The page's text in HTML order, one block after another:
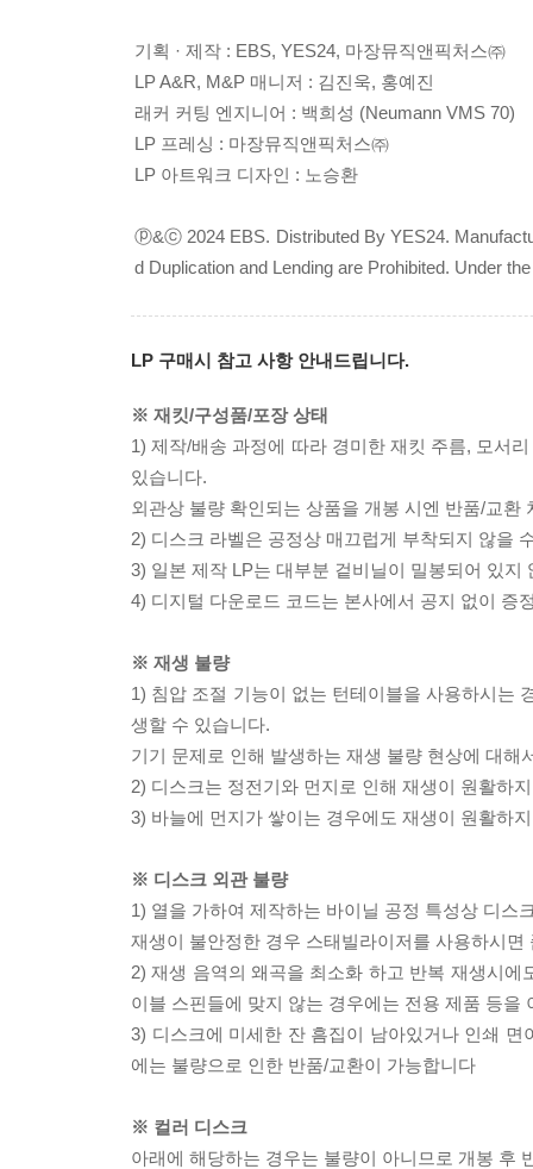
기획 · 제작 : EBS, YES24, 마장뮤직앤픽처스㈜
LP A&R, M&P 매니저 : 김진욱, 홍예진
래커 커팅 엔지니어 : 백희성 (Neumann VMS 70)
LP 프레싱 : 마장뮤직앤픽처스㈜
LP 아트워크 디자인 : 노승환
ⓟ&ⓒ 2024 EBS. Distributed By YES24.
d Duplication and Lending are Prohibited. Under
LP 구매시 참고 사항 안내드립니다.
※ 재킷/구성품/포장 상태
1) 제작/배송 과정에 따라 경미한 재킷 주름, 모서
있습니다.
외관상 불량 확인되는 상품을 개봉 시엔 반품/교환
2) 디스크 라벨은 공정상 매끄럽게 부착되지 않을
3) 일본 제작 LP는 대부분 겉비닐이 밀봉되어 있지
4) 디지털 다운로드 코드는 본사에서 공지 없이 증
※ 재생 불량
1) 침압 조절 기능이 없는 턴테이블을 사용하시는
생할 수 있습니다.
기기 문제로 인해 발생하는 재생 불량 현상에 대
2) 디스크는 정전기와 먼지로 인해 재생이 원활하
3) 바늘에 먼지가 쌓이는 경우에도 재생이 원활하
※ 디스크 외관 불량
1) 열을 가하여 제작하는 바이닐 공정 특성상 디스
재생이 불안정한 경우 스태빌라이저를 사용하시
2) 재생 음역의 왜곡을 최소화 하고 반복 재생시
이블 스핀들에 맞지 않는 경우에는 전용 제품 등
3) 디스크에 미세한 잔 흠집이 남아있거나 인쇄
에는 불량으로 인한 반품/교환이 가능합니다
※ 컬러 디스크
아래에 해당하는 경우는 불량이 아니므로 개봉 후